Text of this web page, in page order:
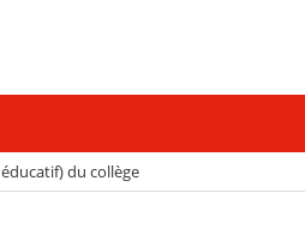
éducatif) du collège